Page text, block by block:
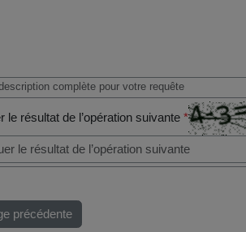
complète pour votre requête
le résultat de l’opération suivante*
précédente